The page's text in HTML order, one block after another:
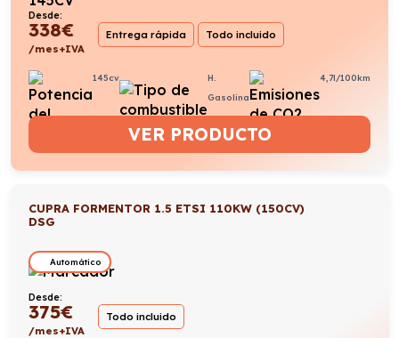
Desde:
338€
/mes+IVA
Entrega rápida Todo incluido
145cv
H.
Gasolina
4,7l/100km
VER PRODUCTO
CUPRA FORMENTOR 1.5 ETSI 110KW (150CV)
DSG
Automático
Desde:
375€
/mes+IVA
Todo incluido